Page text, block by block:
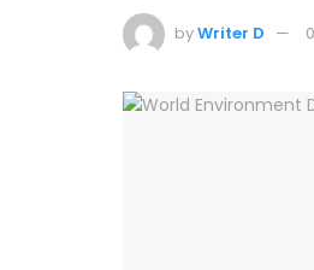
byWriter D